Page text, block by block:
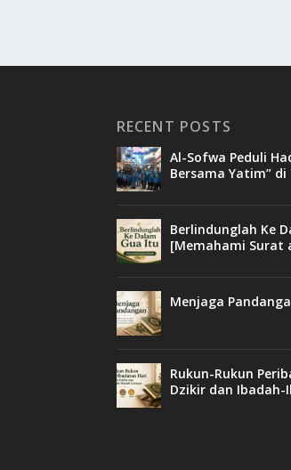
RECENT POSTS
Al-Sofwa Peduli
Bersama Yatim”
Berlindunglah Ke
[Memahami Surat
Menjaga
Rukun-Rukun
Dzikir dan Ibadah-